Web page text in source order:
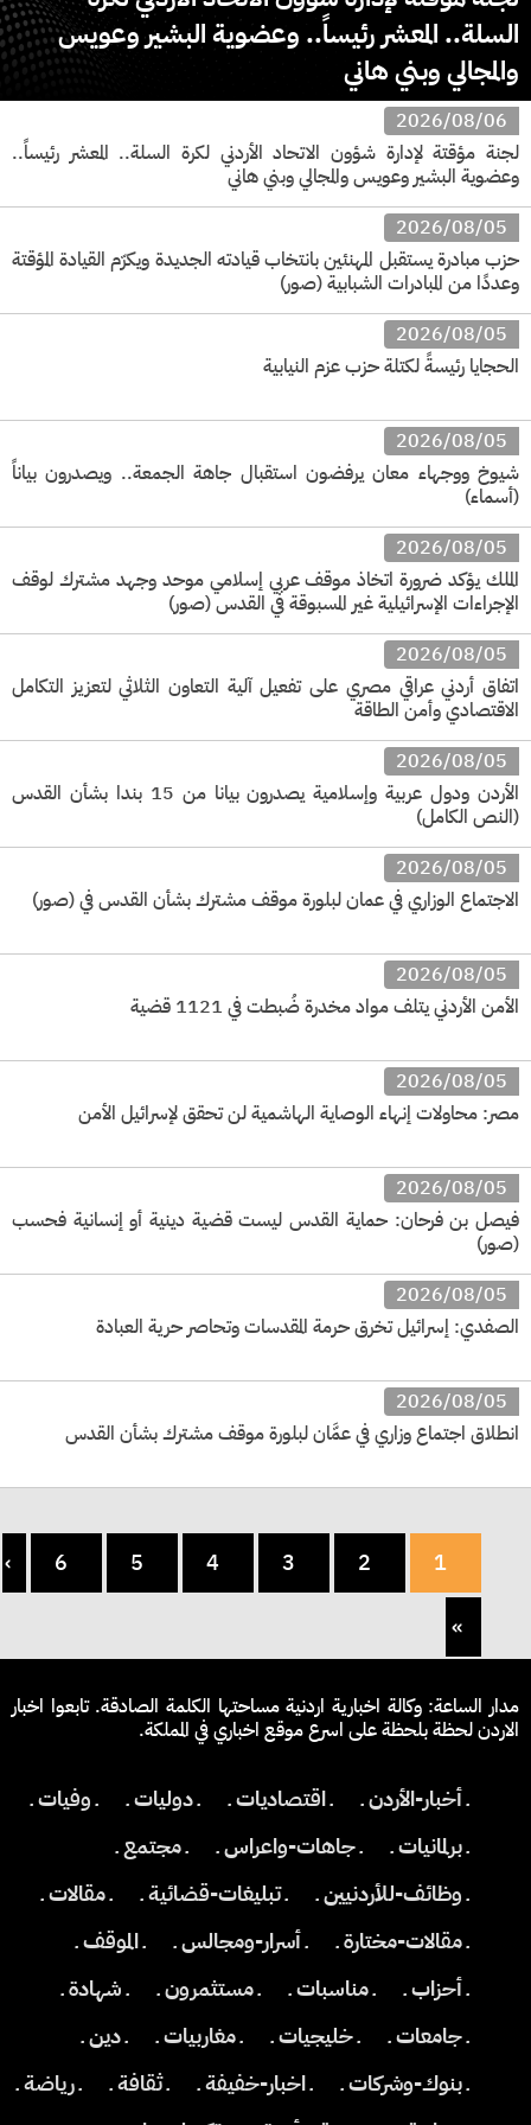
السلة.. المعشر رئيساً.. وعضوية البشير وعويس
والمجالي وبني هاني
2026/08/06
لجنة مؤقتة لإدارة شؤون الاتحاد الأردني لكرة السلة.. المعشر رئيساً..
وعضوية البشير وعويس والمجالي وبني هاني
2026/08/05
حزب مبادرة يستقبل المهنئين بانتخاب قيادته الجديدة ويكرّم القيادة المؤقتة
وعددًا من المبادرات الشبابية (صور)
2026/08/05
الحجايا رئيسةً لكتلة حزب عزم النيابية
2026/08/05
شيوخ ووجهاء معان يرفضون استقبال جاهة الجمعة.. ويصدرون بياناً
(أسماء)
2026/08/05
الملك يؤكد ضرورة اتخاذ موقف عربي إسلامي موحد وجهد مشترك لوقف
الإجراءات الإسرائيلية غير المسبوقة في القدس (صور)
2026/08/05
اتفاق أردني عراقي مصري على تفعيل آلية التعاون الثلاثي لتعزيز التكامل
الاقتصادي وأمن الطاقة
2026/08/05
الأردن ودول عربية وإسلامية يصدرون بيانا من 15 بندا بشأن القدس
(النص الكامل)
2026/08/05
الاجتماع الوزاري في عمان لبلورة موقف مشترك بشأن القدس في (صور)
2026/08/05
الأمن الأردني يتلف مواد مخدرة ضُبطت في 1121 قضية
2026/08/05
مصر: محاولات إنهاء الوصاية الهاشمية لن تحقق لإسرائيل الأمن
2026/08/05
فيصل بن فرحان: حماية القدس ليست قضية دينية أو إنسانية فحسب
(صور)
2026/08/05
الصفدي: إسرائيل تخرق حرمة المقدسات وتحاصر حرية العبادة
2026/08/05
انطلاق اجتماع وزاري في عمَّان لبلورة موقف مشترك بشأن القدس
1
2
3
4
5
6
›
»
مدار الساعة: وكالة اخبارية اردنية مساحتها الكلمة الصادقة. تابعوا اخبار
الاردن لحظة بلحظة على اسرع موقع اخباري في المملكة.
ـ أخبار-الأردن ـ ـ اقتصاديات ـ ـ دوليات ـ
ـ وفيات ـ
ـ برلمانيات ـ
ـ جاهات-واعراس ـ
ـ مجتمع ـ
ـ وظائف-للأردنيين ـ
ـ تبليغات-قضائية ـ
ـ مقالات ـ
ـ مقالات-مختارة ـ
ـ أسرار-ومجالس ـ
ـ الموقف ـ
ـ أحزاب ـ
ـ مناسبات ـ ـ مستثمرون ـ
ـ شهادة ـ
ـ جامعات ـ
ـ خليجيات ـ ـ مغاربيات ـ
ـ دين ـ
ـ بنوك-وشركات ـ
ـ اخبار-خفيفة ـ ـ ثقافة ـ
ـ رياضة ـ